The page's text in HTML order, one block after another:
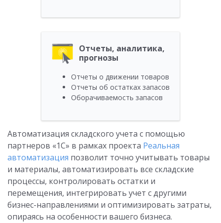
Отчеты, аналитика,
прогнозы
Отчеты о движении товаров
Отчеты об остатках запасов
Оборачиваемость запасов
Автоматизация складского учета с помощью
партнеров «1С» в рамках проекта Реальная
автоматизация позволит точно учитывать товары
и материалы, автоматизировать все складские
процессы, контролировать остатки и
перемещения, интегрировать учет с другими
бизнес-направлениями и оптимизировать затраты,
опираясь на особенности вашего бизнеса.